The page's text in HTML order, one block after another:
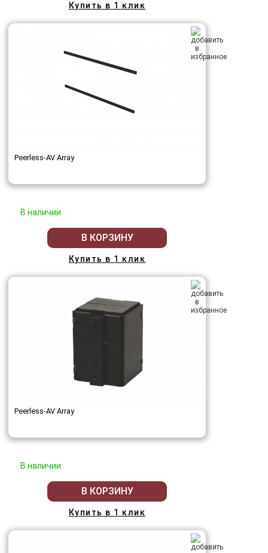
Купить в 1 клик
Peerless-AV Array
В наличии
В КОРЗИНУ
Купить в 1 клик
Peerless-AV Array
В наличии
В КОРЗИНУ
Купить в 1 клик